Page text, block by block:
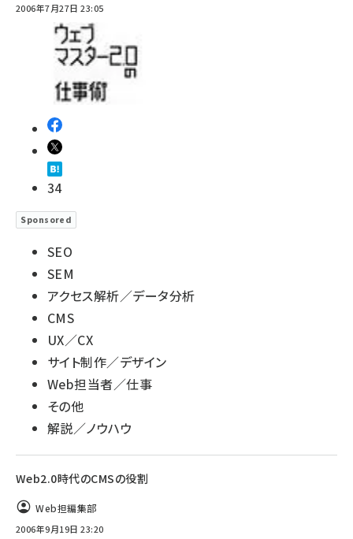
2006年7月27日 23:05
34
Sponsored
SEO
SEM
アクセス解析／データ分析
CMS
UX／CX
サイト制作／デザイン
Web担当者／仕事
その他
解説／ノウハウ
Web2.0時代のCMSの役割
Web担編集部
2006年9月19日 23:20